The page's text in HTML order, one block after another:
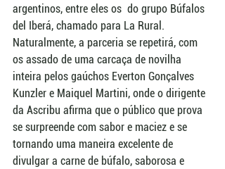
argentinos, entre eles os  do grupo Búfalos
del Iberá, chamado para La Rural.
Naturalmente, a parceria se repetirá, com
os assado de uma carcaça de novilha
inteira pelos gaúchos Everton Gonçalves
Kunzler e Maiquel Martini, onde o dirigente
da Ascribu afirma que o público que prova
se surpreende com sabor e maciez e se
tornando uma maneira excelente de
divulgar a carne de búfalo, saborosa e